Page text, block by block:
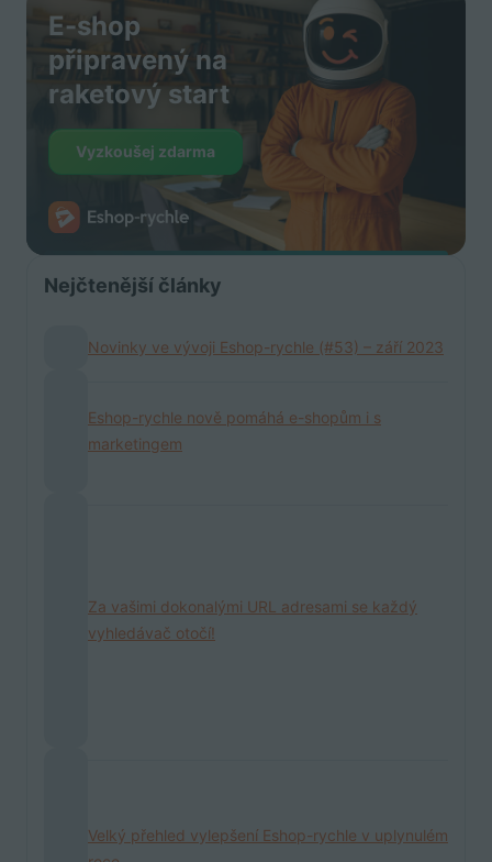
E-shop
připravený na
raketový start
Vyzkoušej zdarma
Nejčtenější články
Novinky ve vývoji Eshop-rychle (#53) – září 2023
Eshop-rychle nově pomáhá e-shopům i s
marketingem
Za vašimi dokonalými URL adresami se každý
vyhledávač otočí!
Velký přehled vylepšení Eshop-rychle v uplynulém